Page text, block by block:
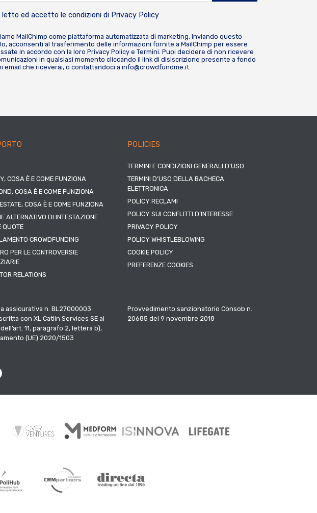
letto ed accetto le condizioni di Privacy Policy
MailChimp come piattaforma automatizzata di marketing. Inviando questo
acconsenti al trasferimento delle informazioni fornite a MailChimp per essere
in accordo con la loro Privacy Policy e Termini. Puoi decidere di non ricevere
in qualsiasi momento cliccando il link di disiscrizione presente a fondo
email che riceverai, o contattandoci a info@crowdfundme.it.
COSA È E COME FUNZIONA
COSA È E COME FUNZIONA
COSA È E COME FUNZIONA
ALTERNATIVO DI INTESTAZIONE
QUOTE
CROWDFUNDING
PER LE CONTROVERSIE
RELATIONS
POLICIES
TERMINI E CONDIZIONI GENERALI D’USO
TERMINI D’USO DELLA BACHECA
ELETTRONICA
POLICY RECLAMI
POLICY SUI CONFLITTI D’INTERESSE
PRIVACY POLICY
POLICY WHISTLEBLOWING
COOKIE POLICY
PREFERENZE COOKIES
assicurativa n. BL27000003
con XL Catlin Services SE ai
11, paragrafo 2, lettera b),
(UE) 2020/1503
Provvedimento sanzionatorio Consob n.
20685 del 9 novembre 2018